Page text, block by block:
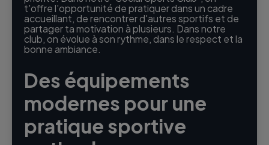
t'offre l'opportunité de pratiquer dans un cadre
accueillant, de rencontrer d'autres sportifs et de
partager ta motivation à plusieurs. Dans notre
club, on évolue à son rythme, dans le respect et la
bonne ambiance.
Des équipements
modernes pour une
pratique sportive